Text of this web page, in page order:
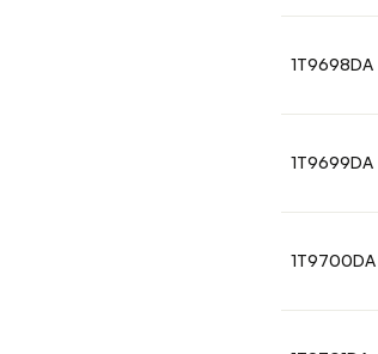
1T9698DA
1T9699DA
1T9700DA